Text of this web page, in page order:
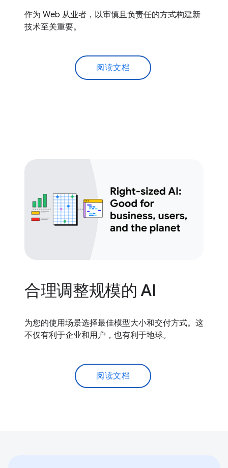
作为 Web 从业者，以审慎且负责任的方式构建新
技术至关重要。
阅读文档
合理调整规模的 AI
为您的使用场景选择最佳模型大小和交付方式。这
不仅有利于企业和用户，也有利于地球。
阅读文档